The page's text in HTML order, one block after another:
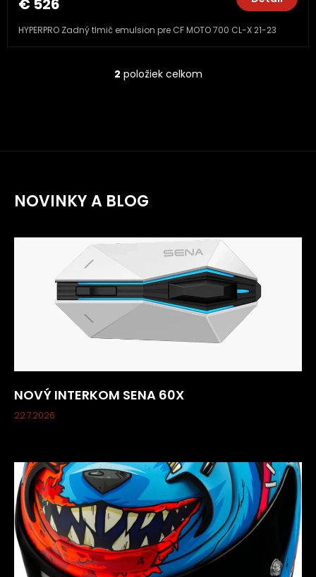
€ 526
HYPERPRO Zadný tlmič emulsion pre CF MOTO 700 CL-X 21-23
O
a
k
y
ý
p
i
2 položiek celkom
NOVINKY A BLOG
NOVÝ INTERKOM SENA 60X
22.7.2026